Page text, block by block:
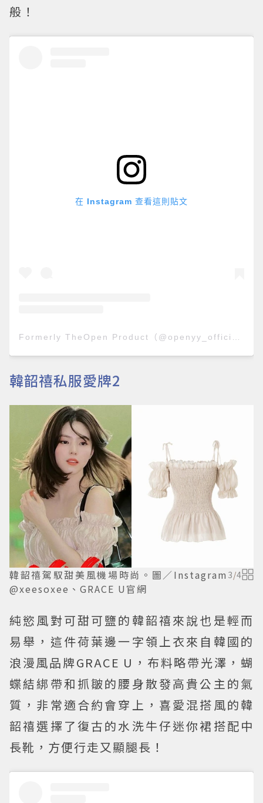
般！
在 Instagram 查看這則貼文
韓韶禧私服愛牌2
韓韶禧駕馭甜美風機場時尚。圖／Instagram
@xeesoxee、GRACE U官網
3/4
純慾風對可甜可鹽的韓韶禧來說也是輕而
易舉，這件荷葉邊一字領上衣來自韓國的
浪漫風品牌GRACE U，布料略帶光澤，蝴
蝶結綁帶和抓皺的腰身散發高貴公主的氣
質，非常適合約會穿上，喜愛混搭風的韓
韶禧選擇了復古的水洗牛仔迷你裙搭配中
長靴，方便行走又顯腿長！